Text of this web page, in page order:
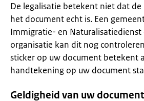
De legalisatie betekent niet dat
het document echt is. Een
Immigratie- en Naturalisatiedienst
organisatie kan dit nog
sticker op uw document betekent
handtekening op uw document
Geldigheid van uw document